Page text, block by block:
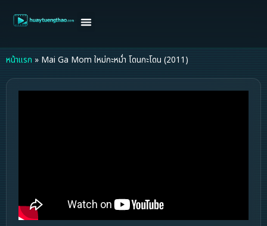
หน้าแรก » Mai Ga Mom ใหม่กะหม่ำ โดนกะโดน (2011)